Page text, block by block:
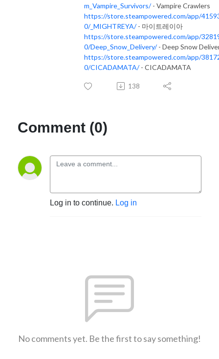
m_Vampire_Survivors/- Vampire Crawlers
https://store.steampowered.com/app/
0/_MIGHTREYA/- 마이트레이아
https://store.steampowered.com/app/
0/Deep_Snow_Delivery/- Deep Snow
https://store.steampowered.com/app/
0/CICADAMATA/- CICADAMATA
138
Comment (0)
Log in to continue. Log in
No comments yet. Be the first to say something!